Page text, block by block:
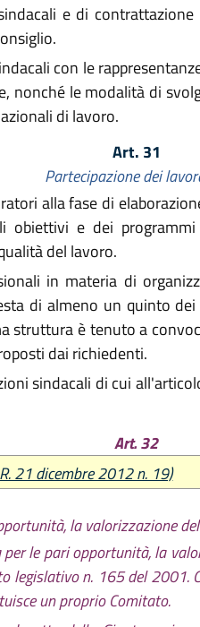
n. 19
n. 26
n. 24
1
n. 22
e di
con le
nonché le modalità di
di lavoro.
Art. 31
Partecipazione dei
alla fase di
obiettivi e dei
del lavoro.
in materia di
di almeno un quinto
struttura è tenuto a
dai richiedenti.
sindacali di cui
Art. 32
21 dicembre 2012 n. 19)
la valorizzazione
le pari opportunità, la
n. 165 del 2001.
un proprio Comitato.